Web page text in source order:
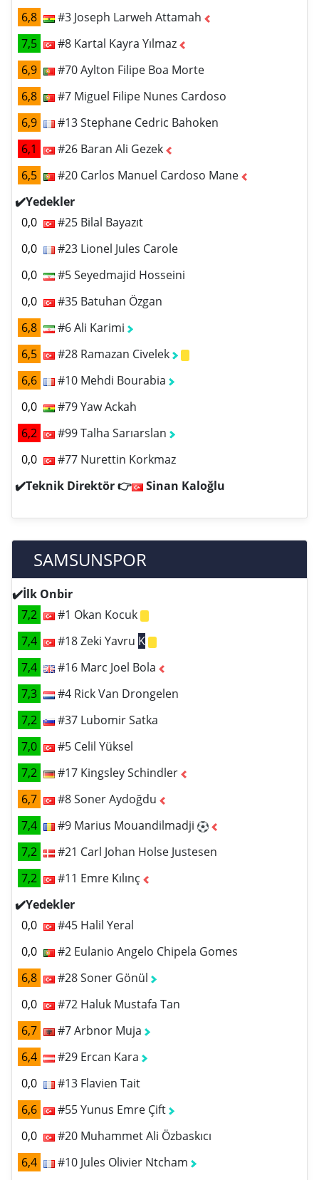
6,8
#3 Joseph Larweh Attamah
7,5
#8 Kartal Kayra Yılmaz
6,9
#70 Aylton Filipe Boa Morte
6,8
#7 Miguel Filipe Nunes Cardoso
6,9
#13 Stephane Cedric Bahoken
6,1
#26 Baran Ali Gezek
6,5
#20 Carlos Manuel Cardoso Mane
✔️Yedekler
0,0
#25 Bilal Bayazıt
0,0
#23 Lionel Jules Carole
0,0
#5 Seyedmajid Hosseini
0,0
#35 Batuhan Özgan
6,8
#6 Ali Karimi
6,5
#28 Ramazan Civelek
6,6
#10 Mehdi Bourabia
0,0
#79 Yaw Ackah
6,2
#99 Talha Sarıarslan
0,0
#77 Nurettin Korkmaz
✔️Teknik Direktör 👉
Sinan Kaloğlu
SAMSUNSPOR
✔️İlk Onbir
7,2
#1 Okan Kocuk
7,4
#18 Zeki Yavru K
7,4
#16 Marc Joel Bola
7,3
#4 Rick Van Drongelen
7,2
#37 Lubomir Satka
7,0
#5 Celil Yüksel
7,2
#17 Kingsley Schindler
6,7
#8 Soner Aydoğdu
7,4
#9 Marius Mouandilmadji
7,2
#21 Carl Johan Holse Justesen
7,2
#11 Emre Kılınç
✔️Yedekler
0,0
#45 Halil Yeral
0,0
#2 Eulanio Angelo Chipela Gomes
6,8
#28 Soner Gönül
0,0
#72 Haluk Mustafa Tan
6,7
#7 Arbnor Muja
6,4
#29 Ercan Kara
0,0
#13 Flavien Tait
6,6
#55 Yunus Emre Çift
0,0
#20 Muhammet Ali Özbaskıcı
6,4
#10 Jules Olivier Ntcham